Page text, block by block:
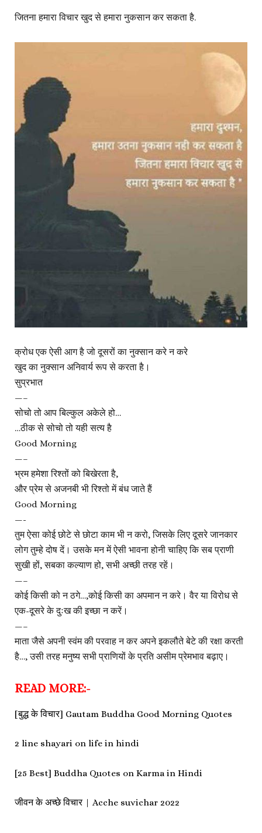
जितना हमारा विचार खुद से हमारा नुकसान कर सकता है.
क्रोध एक ऐसी आग है जो दूसरों का नुक्सान करे न करे
खुद का नुक्सान अनिवार्य रूप से करता है।
सुप्रभात
—–
सोचो तो आप बिल्कुल अकेले हो…
…ठीक से सोचो तो यही सत्य है
Good Morning
—–
भ्रम हमेशा रिश्तों को बिखेरता है,
और प्रेम से अजनबी भी रिश्तो में बंध जाते हैं
Good Morning
—-
तुम ऐसा कोई छोटे से छोटा काम भी न करो, जिसके लिए दूसरे जानकार
लोग तुम्हे दोष दें। उसके मन में ऐसी भावना होनी चाहिए कि सब प्राणी
सुखी हों, सबका कल्याण हो, सभी अच्छी तरह रहें।
—–
कोई किसी को न ठगे…,कोई किसी का अपमान न करे। वैर या विरोध से
एक-दूसरे के दुःख की इच्छा न करें।
—–
माता जैसे अपनी स्वंम की परवाह न कर अपने इकलौते बेटे की रक्षा करती
है…, उसी तरह मनुष्य सभी प्राणियों के प्रति असीम प्रेमभाव बढ़ाए।
READ MORE:-
[बुद्ध के विचार] Gautam Buddha Good Morning Quotes
2 line shayari on life in hindi
[25 Best] Buddha Quotes on Karma in Hindi
जीवन के अच्छे विचार | Acche suvichar 2022